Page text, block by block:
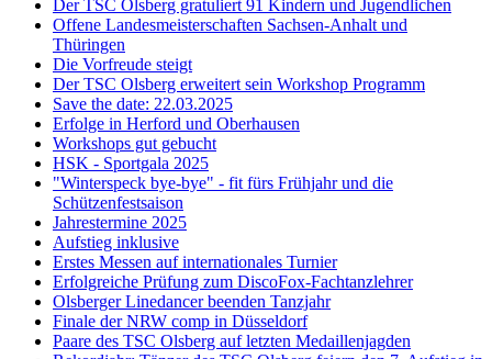
Der TSC Olsberg gratuliert 91 Kindern und Jugendlichen
Offene Landesmeisterschaften Sachsen-Anhalt und
Thüringen
Die Vorfreude steigt
Der TSC Olsberg erweitert sein Workshop Programm
Save the date: 22.03.2025
Erfolge in Herford und Oberhausen
Workshops gut gebucht
HSK - Sportgala 2025
"Winterspeck bye-bye" - fit fürs Frühjahr und die
Schützenfestsaison
Jahrestermine 2025
Aufstieg inklusive
Erstes Messen auf internationales Turnier
Erfolgreiche Prüfung zum DiscoFox-Fachtanzlehrer
Olsberger Linedancer beenden Tanzjahr
Finale der NRW comp in Düsseldorf
Paare des TSC Olsberg auf letzten Medaillenjagden